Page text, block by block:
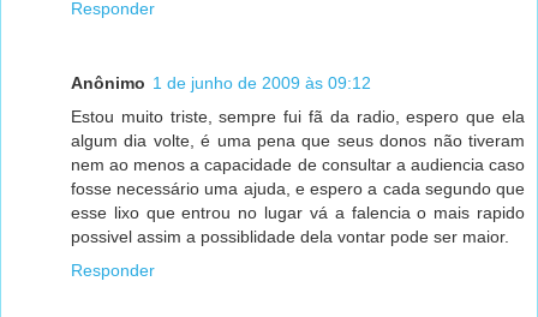
Responder
Anônimo 1 de junho de 2009 às 09:12
Estou muito triste, sempre fui fã da radio, espero que ela
algum dia volte, é uma pena que seus donos não tiveram
nem ao menos a capacidade de consultar a audiencia caso
fosse necessário uma ajuda, e espero a cada segundo que
esse lixo que entrou no lugar vá a falencia o mais rapido
possivel assim a possiblidade dela vontar pode ser maior.
Responder